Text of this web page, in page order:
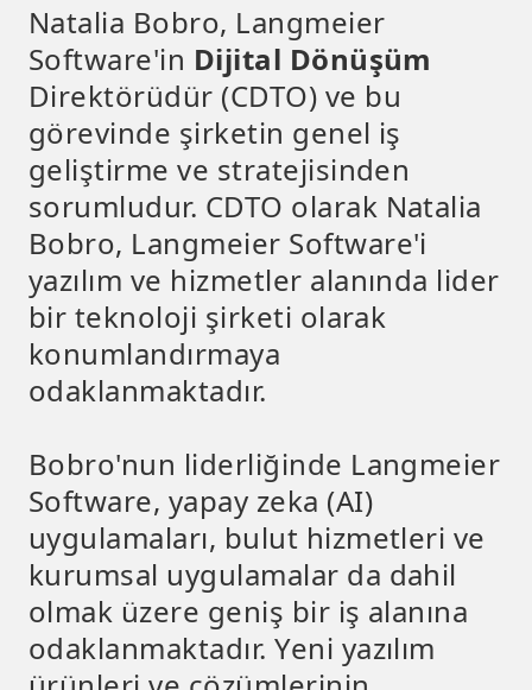
Natalia Bobro, Langmeier
Software'in Dijital Dönüşüm
Direktörüdür (CDTO) ve bu
görevinde şirketin genel iş
geliştirme ve stratejisinden
sorumludur. CDTO olarak Natalia
Bobro, Langmeier Software'i
yazılım ve hizmetler alanında lider
bir teknoloji şirketi olarak
konumlandırmaya
odaklanmaktadır.
Bobro'nun liderliğinde Langmeier
Software, yapay zeka (AI)
uygulamaları, bulut hizmetleri ve
kurumsal uygulamalar da dahil
olmak üzere geniş bir iş alanına
odaklanmaktadır. Yeni yazılım